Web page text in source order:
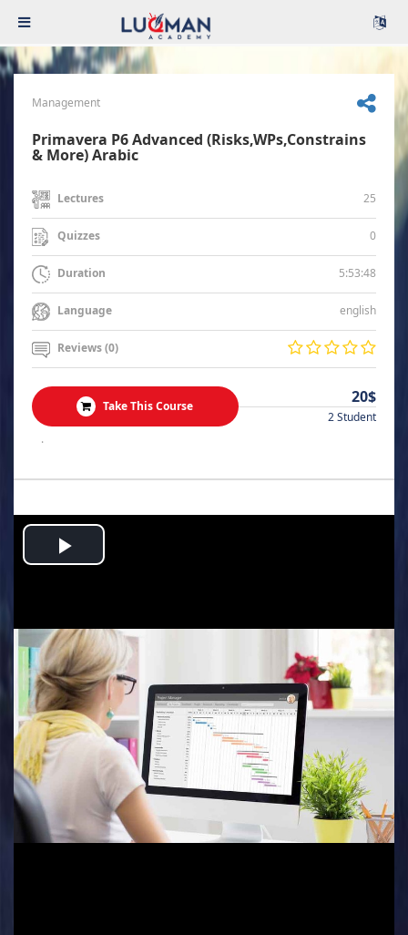
Management
Primavera P6 Advanced (Risks,WPs,Constrains
& More) Arabic
Lectures 25
Quizzes 0
Duration 5:53:48
Language english
Reviews (0)
Take This Course 20$
2 Student
.
Play